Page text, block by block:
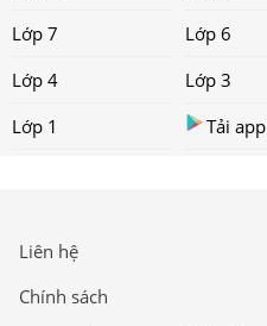
Lớp 7
Lớp 6
Lớp 4
Lớp 3
Lớp 1
Tải app
Liên hệ
Chính sách